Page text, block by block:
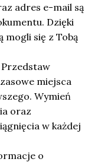
adres e-mail są
Dzięki
mogli się z Tobą
Przedstaw
miejsca
Wymień
oraz
w każdej
o